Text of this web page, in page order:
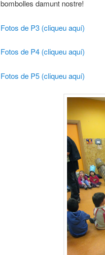
bombolles damunt nostre!
Fotos de P3 (cliqueu aquí)
Fotos de P4 (cliqueu aquí)
Fotos de P5 (cliqueu aquí)